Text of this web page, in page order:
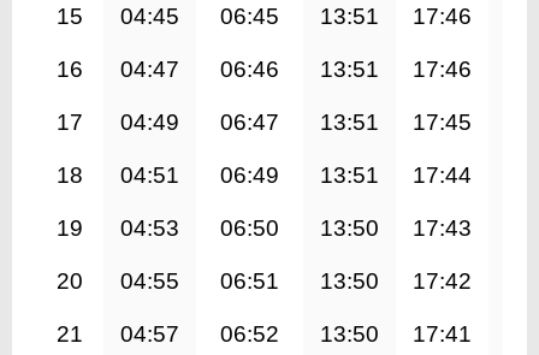
15 04:45 06:45 13:51 17:46
16 04:47 06:46 13:51 17:46
17 04:49 06:47 13:51 17:45
18 04:51 06:49 13:51 17:44
19 04:53 06:50 13:50 17:43
20 04:55 06:51 13:50 17:42
21 04:57 06:52 13:50 17:41